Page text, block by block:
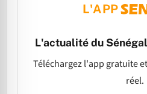
L'APP
L'actualité du
Téléchargez l'app gratuite
réel.